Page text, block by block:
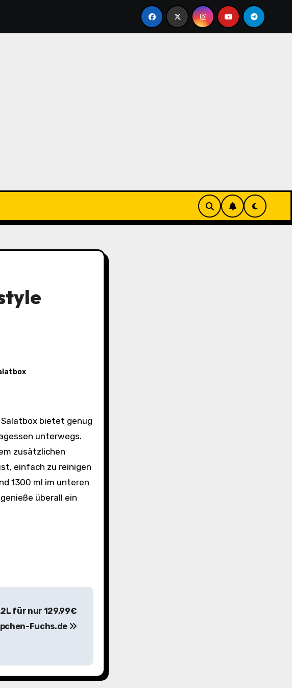
unterwegs.
zusätzlichen
einfach zu reinigen
1300 ml im unteren
überall ein
für nur 129,99€
Fuchs.de